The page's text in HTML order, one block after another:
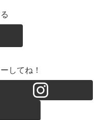
してね！